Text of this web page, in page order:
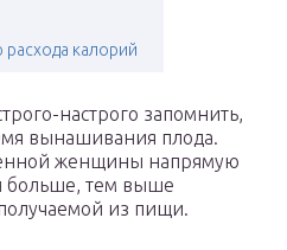
расхода калорий
настрого запомнить,
вынашивания плода.
женщины напрямую
больше, тем выше
из пищи.